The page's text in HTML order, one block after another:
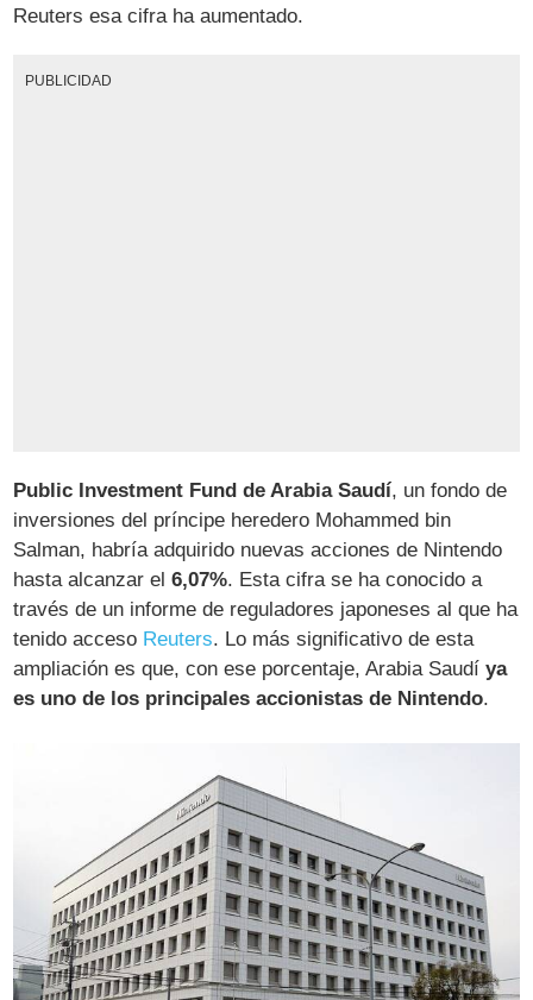
Reuters esa cifra ha aumentado.
PUBLICIDAD
Public Investment Fund de Arabia Saudí, un fondo de
inversiones del príncipe heredero Mohammed bin
Salman, habría adquirido nuevas acciones de Nintendo
hasta alcanzar el6,07%. Esta cifra se ha conocido a
través de un informe de reguladores japoneses al que ha
tenido acceso Reuters. Lo más significativo de esta
ampliación es que, con ese porcentaje, Arabia Saudíya
es uno de los principales accionistas de Nintendo.